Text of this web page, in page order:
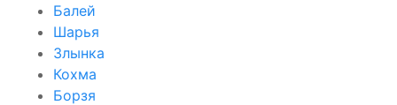
Балей
Шарья
Злынка
Кохма
Борзя